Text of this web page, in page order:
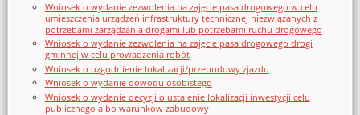
Wniosek o wydanie zezwolenia na zajęcie pasa drogowego w celu
umieszczenia urządzeń infrastruktury technicznej niezwiązanych z
potrzebami zarządzania drogami lub potrzebami ruchu drogowego
Wniosek o wydanie zezwolenia na zajęcie pasa drogowego drogi
gminnej w celu prowadzenia robót
Wniosek o uzgodnienie lokalizacji/przebudowy zjazdu
Wniosek o wydanie dowodu osobistego
Wniosek o wydanie decyzji o ustalenie lokalizacji inwestycji celu
publicznego albo warunków zabudowy